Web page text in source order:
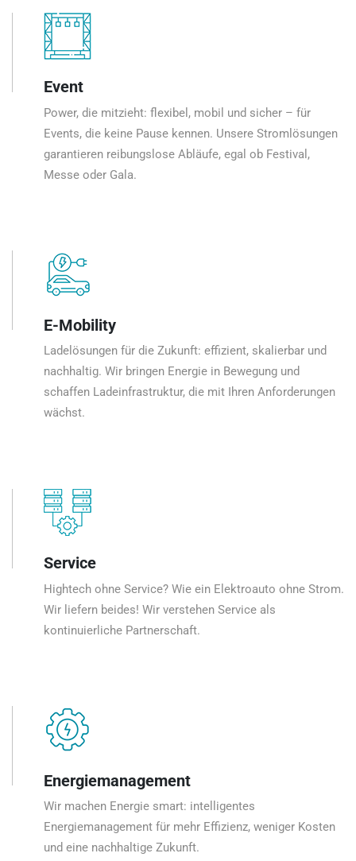
Event
Power, die mitzieht: flexibel, mobil und sicher – für
Events, die keine Pause kennen. Unsere Stromlösungen
garantieren reibungslose Abläufe, egal ob Festival,
Messe oder Gala.
E-Mobility
Ladelösungen für die Zukunft: effizient, skalierbar und
nachhaltig. Wir bringen Energie in Bewegung und
schaffen Ladeinfrastruktur, die mit Ihren Anforderungen
wächst.
Service
Hightech ohne Service? Wie ein Elektroauto ohne Strom.
Wir liefern beides! Wir verstehen Service als
kontinuierliche Partnerschaft.
Energiemanagement
Wir machen Energie smart: intelligentes
Energiemanagement für mehr Effizienz, weniger Kosten
und eine nachhaltige Zukunft.